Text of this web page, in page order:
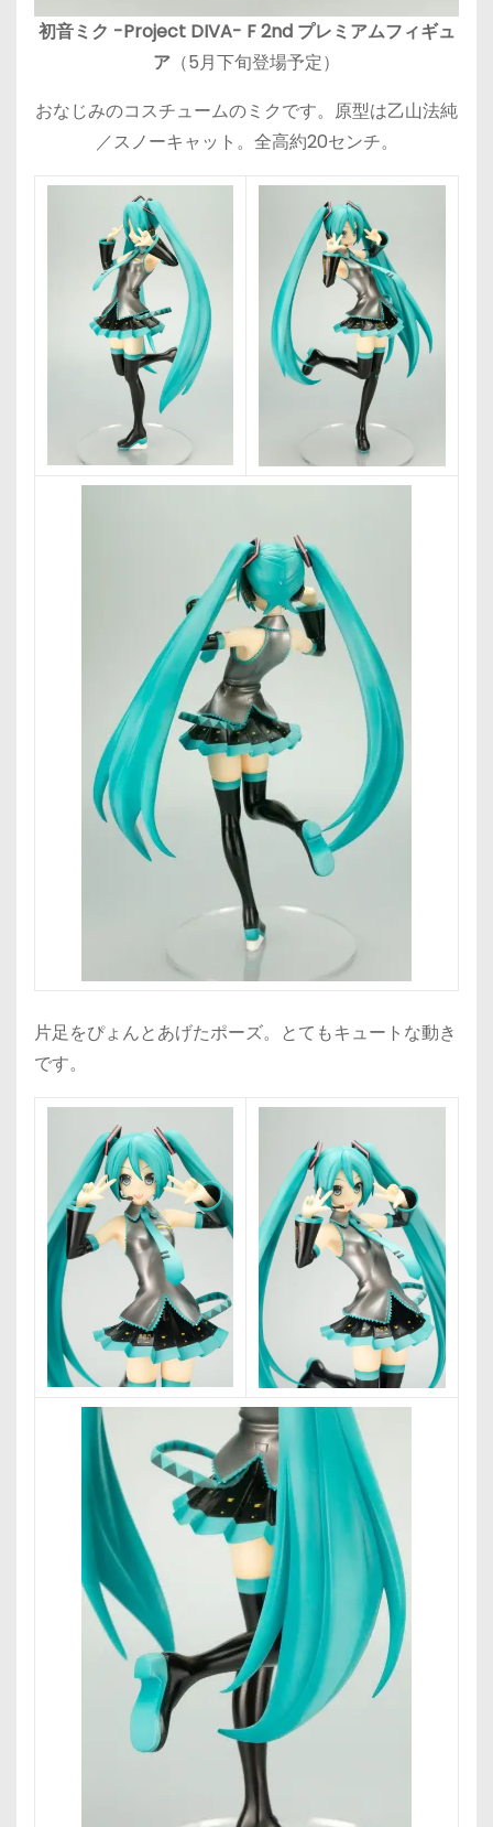
初音ミク -Project DIVA- F 2nd プレミアムフィギュ
ア （5月下旬登場予定）
おなじみのコスチュームのミクです。原型は乙山法純
／スノーキャット。全高約20センチ。
片足をぴょんとあげたポーズ。とてもキュートな動き
です。